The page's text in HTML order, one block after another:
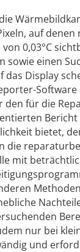
auf
0,03°C
sowie einen
das Display
für die
bietet,
die
mit
nur bei
und